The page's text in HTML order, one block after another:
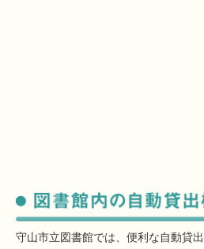
守山市立図書館では、便利な自動貸